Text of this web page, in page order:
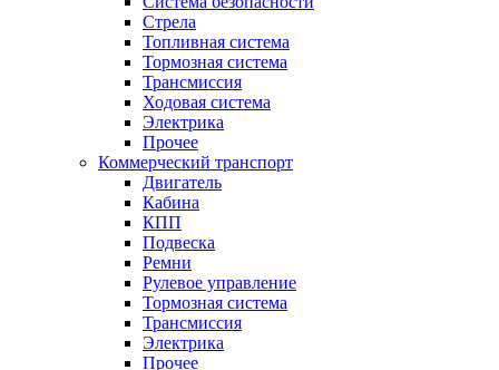
Стрела
Топливная система
Тормозная система
Трансмиссия
Ходовая система
Электрика
Прочее
Коммерческий транспорт
Двигатель
Кабина
КПП
Подвеска
Ремни
Рулевое управление
Тормозная система
Трансмиссия
Электрика
Прочее